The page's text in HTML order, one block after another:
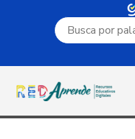
Campo de